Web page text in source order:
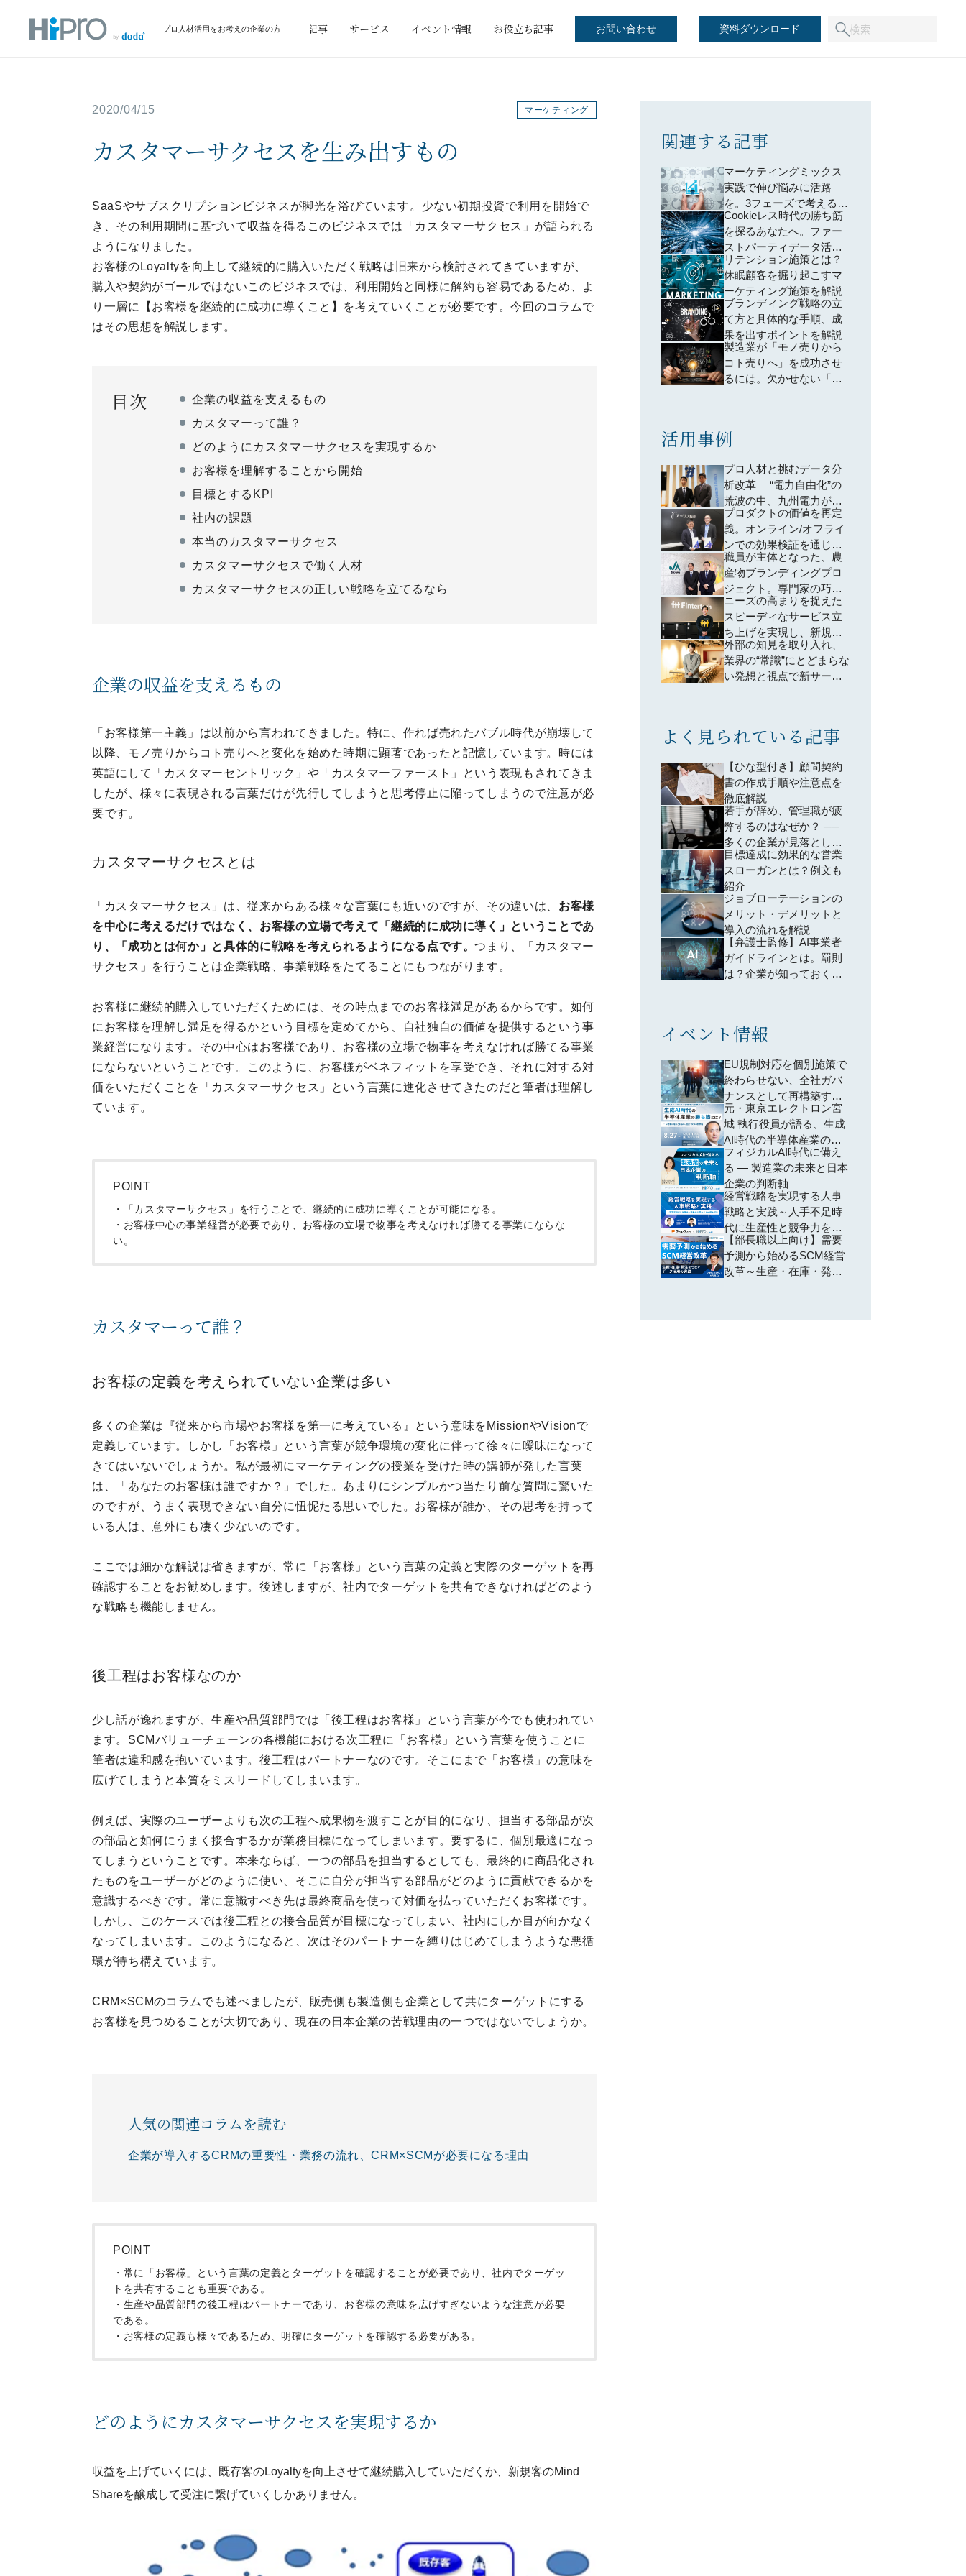
プロ人材活用をお考えの企業の方
サービス イベント情報 お役立ち記事 サービス イベント情報 お役立ち記事 お問い合わせ 資料ダウンロード
2020/04/15 マーケティング
カスタマーサクセスを生み出すもの
SaaSやサブスクリプションビジネスが脚光を浴びています。少ない初期投資で利用を開始で
き、その利用期間に基づいて収益を得るこのビジネスでは「カスタマーサクセス」が語られる
ようになりました。
お客様のLoyaltyを向上して継続的に購入いただく戦略は旧来から検討されてきていますが、
購入や契約がゴールではないこのビジネスでは、利用開始と同様に解約も容易であるため、よ
り一層に【お客様を継続的に成功に導くこと】を考えていくことが必要です。今回のコラムで
はその思想を解説します。
目次
企業の収益を支えるもの
カスタマーって誰？
どのようにカスタマーサクセスを実現するか
お客様を理解することから開始
目標とするKPI
社内の課題
本当のカスタマーサクセス
カスタマーサクセスで働く人材
カスタマーサクセスの正しい戦略を立てるなら
企業の収益を支えるもの
「お客様第一主義」は以前から言われてきました。特に、作れば売れたバブル時代が崩壊して
以降、モノ売りからコト売りへと変化を始めた時期に顕著であったと記憶しています。時には
英語にして「カスタマーセントリック」や「カスタマーファースト」という表現もされてきま
したが、様々に表現される言葉だけが先行してしまうと思考停止に陥ってしまうので注意が必
要です。
カスタマーサクセスとは
「カスタマーサクセス」は、従来からある様々な言葉にも近いのですが、その違いは、 お客様
を中心に考えるだけではなく、お客様の立場で考えて「継続的に成功に導く」ということであ
り、「成功とは何か」と具体的に戦略を考えられるようになる点です。つまり、「カスタマー
サクセス」を行うことは企業戦略、事業戦略をたてることにもつながります。
お客様に継続的購入していただくためには、その時点までのお客様満足があるからです。如何
にお客様を理解し満足を得るかという目標を定めてから、自社独自の価値を提供するという事
業経営になります。その中心はお客様であり、お客様の立場で物事を考えなければ勝てる事業
にならないということです。このように、お客様がベネフィットを享受でき、それに対する対
価をいただくことを「カスタマーサクセス」という言葉に進化させてきたのだと筆者は理解し
ています。
POINT
・「カスタマーサクセス」を行うことで、継続的に成功に導くことが可能になる。
・お客様中心の事業経営が必要であり、お客様の立場で物事を考えなければ勝てる事業にならな
い。
カスタマーって誰？
お客様の定義を考えられていない企業は多い
多くの企業は『従来から市場やお客様を第一に考えている』という意味をMissionやVisionで
定義しています。しかし「お客様」という言葉が競争環境の変化に伴って徐々に曖昧になって
きてはいないでしょうか。私が最初にマーケティングの授業を受けた時の講師が発した言葉
は、「あなたのお客様は誰ですか？」でした。あまりにシンプルかつ当たり前な質問に驚いた
のですが、うまく表現できない自分に忸怩たる思いでした。お客様が誰か、その思考を持って
いる人は、意外にも凄く少ないのです。
ここでは細かな解説は省きますが、常に「お客様」という言葉の定義と実際のターゲットを再
確認することをお勧めします。後述しますが、社内でターゲットを共有できなければどのよう
な戦略も機能しません。
後工程はお客様なのか
少し話が逸れますが、生産や品質部門では「後工程はお客様」という言葉が今でも使われてい
ます。SCMバリューチェーンの各機能における次工程に「お客様」という言葉を使うことに
筆者は違和感を抱いています。後工程はパートナーなのです。そこにまで「お客様」の意味を
広げてしまうと本質をミスリードしてしまいます。
例えば、実際のユーザーよりも次の工程へ成果物を渡すことが目的になり、担当する部品が次
の部品と如何にうまく接合するかが業務目標になってしまいます。要するに、個別最適になっ
てしまうということです。本来ならば、一つの部品を担当するとしても、最終的に商品化され
たものをユーザーがどのように使い、そこに自分が担当する部品がどのように貢献できるかを
意識するべきです。常に意識すべき先は最終商品を使って対価を払っていただくお客様です。
しかし、このケースでは後工程との接合品質が目標になってしまい、社内にしか目が向かなく
なってしまいます。このようになると、次はそのパートナーを縛りはじめてしまうような悪循
環が待ち構えています。
CRM×SCMのコラムでも述べましたが、販売側も製造側も企業として共にターゲットにする
お客様を見つめることが大切であり、現在の日本企業の苦戦理由の一つではないでしょうか。
人気の関連コラムを読む
企業が導入するCRMの重要性・業務の流れ、CRM×SCMが必要になる理由
POINT
・常に「お客様」という言葉の定義とターゲットを確認することが必要であり、社内でターゲッ
トを共有することも重要である。
・生産や品質部門の後工程はパートナーであり、お客様の意味を広げすぎないような注意が必要
である。
・お客様の定義も様々であるため、明確にターゲットを確認する必要がある。
どのようにカスタマーサクセスを実現するか
収益を上げていくには、既存客のLoyaltyを向上させて継続購入していただくか、新規客のMind
Shareを醸成して受注に繋げていくしかありません。
関連する記事
マーケティングミックス
実践で伸び悩みに活路
を。3フェーズで考える
「内的要素×外的要素」の
理想的かけ合わせ
Cookieレス時代の勝ち筋
を探るあなたへ。ファー
ストパーティデータ活用
で生まれる新たな商機と
は
リテンション施策とは？
休眠顧客を掘り起こすマ
ーケティング施策を解説
ブランディング戦略の立
て方と具体的な手順、成
果を出すポイントを解説
製造業が「モノ売りから
コト売りへ」を成功させ
るには。欠かせない「提
活用事例
プロ人材と挑むデータ分
析改革 “電力自由化”の
荒波の中、九州電力が推
進するデータドリブンマ
ーケティング
プロダクトの価値を再定
義。オンライン/オフライ
ンでの効果検証を通じ
て、ユーザーが本当に求
めるニーズを可視化
職員が主体となった、農
産物ブランディングプロ
ジェクト。専門家の巧み
なフォローで、従来にな
かった全く新しいブラン
ドを確立
ニーズの高まりを捉えた
スピーディなサービス立
ち上げを実現し、新規事
業が成長軌道へ
外部の知見を取り入れ、
業界の“常識”にとどまらな
い発想と視点で新サービ
よく見られている記事
【ひな型付き】顧問契約
書の作成手順や注意点を
徹底解説
若手が辞め、管理職が疲
弊するのはなぜか？ ──
多くの企業が見落として
いる「育成設計」の問題
目標達成に効果的な営業
スローガンとは？例文も
紹介
ジョブローテーションの
メリット・デメリットと
導入の流れを解説
【弁護士監修】AI事業者
ガイドラインとは。罰則
は？企業が知っておくべ
イベント情報
EU規制対応を個別施策で
終わらせない、全社ガバ
ナンスとして再構築する
方法 ―個別対応から脱却
し、規制横断で共通領域
を再編するための全社設
計―
元・東京エレクトロン宮
城 執行役員が語る、生成
AI時代の半導体産業の勝
ち筋とは？ ~AI特需に踊
らされない、投資・SCM
の判断軸~
フィジカルAI時代に備え
る ― 製造業の未来と日本
企業の判断軸
経営戦略を実現する人事
戦略と実践～人手不足時
代に生産性と競争力を高
める人的資本経営～
【部長職以上向け】需要
予測から始めるSCM経営
改革～生産・在庫・発注